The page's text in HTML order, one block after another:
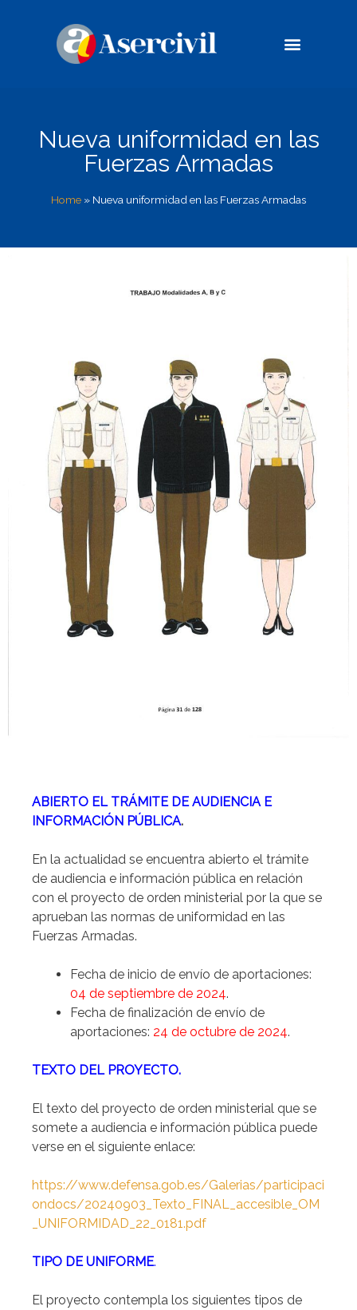
Nueva uniformidad en las
Fuerzas Armadas
Home » Nueva uniformidad en las Fuerzas Armadas
ABIERTO EL TRÁMITE DE AUDIENCIA E
INFORMACIÓN PÚBLICA.
En la actualidad se encuentra abierto el trámite
de audiencia e información pública en relación
con el proyecto de orden ministerial por la que se
aprueban las normas de uniformidad en las
Fuerzas Armadas.
Fecha de inicio de envío de aportaciones:
04 de septiembre de 2024.
Fecha de finalización de envío de
aportaciones: 24 de octubre de 2024.
TEXTO DEL PROYECTO.
El texto del proyecto de orden ministerial que se
somete a audiencia e información pública puede
verse en el siguiente enlace:
https://www.defensa.gob.es/Galerias/participaci
ondocs/20240903_Texto_FINAL_accesible_OM
_UNIFORMIDAD_22_0181.pdf
TIPO DE UNIFORME.
El proyecto contempla los siguientes tipos de